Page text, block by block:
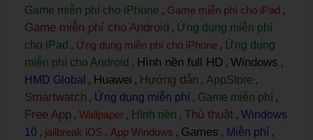
Game miễn phí cho iPhone , Game miễn phí cho iPad ,
Game miễn phí cho Android , Ứng dụng miễn phí
cho iPad , Ứng dụng miễn phí cho iPhone , Ứng dụng
miễn phí cho Android , Hình nền full HD , Windows ,
HMD Global , Huawei , Hướng dẫn , AppStore ,
Smartwatch , Ứng dụng miễn phí , Game miễn phí ,
Free App , Wallpaper , Hình nền , Thủ thuật , Windows
10 , jailbreak iOS , App Windows , Games , Miễn phí ,